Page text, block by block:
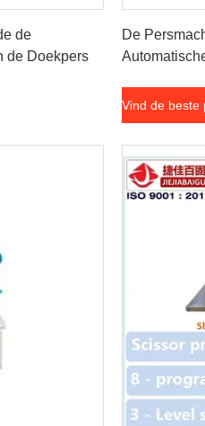
de
de Doekpers
De
Vind de beste